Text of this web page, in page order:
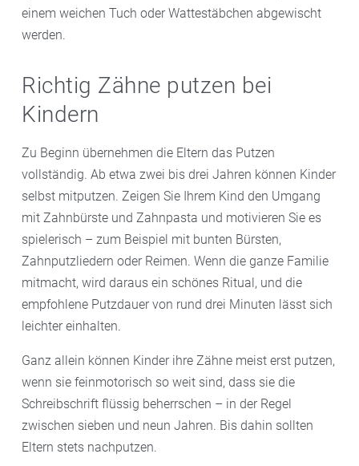
einem weichen Tuch oder Wattestäbchen abgewischt
werden.
Richtig Zähne putzen bei
Kindern
Zu Beginn übernehmen die Eltern das Putzen
vollständig. Ab etwa zwei bis drei Jahren können Kinder
selbst mitputzen. Zeigen Sie Ihrem Kind den Umgang
mit Zahnbürste und Zahnpasta und motivieren Sie es
spielerisch – zum Beispiel mit bunten Bürsten,
Zahnputzliedern oder Reimen. Wenn die ganze Familie
mitmacht, wird daraus ein schönes Ritual, und die
empfohlene Putzdauer von rund drei Minuten lässt sich
leichter einhalten.
Ganz allein können Kinder ihre Zähne meist erst putzen,
wenn sie feinmotorisch so weit sind, dass sie die
Schreibschrift flüssig beherrschen – in der Regel
zwischen sieben und neun Jahren. Bis dahin sollten
Eltern stets nachputzen.